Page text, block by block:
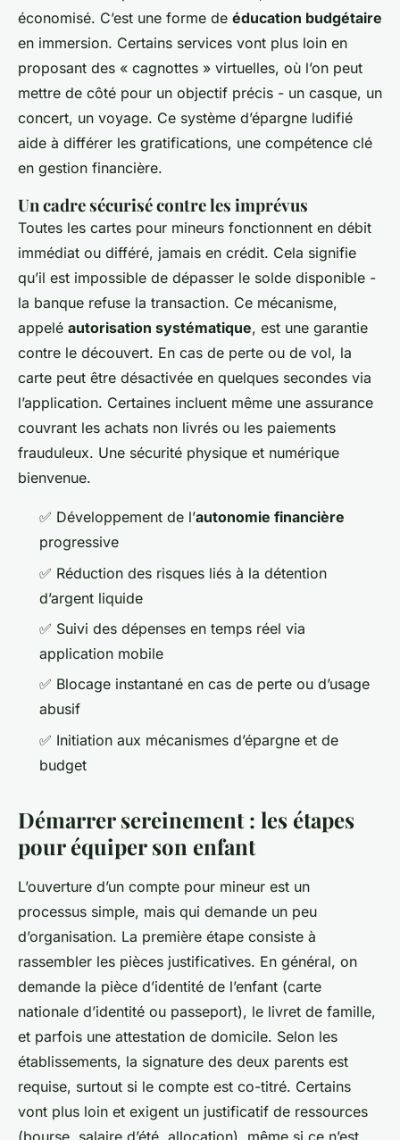
économisé. C’est une forme de éducation budgétaire
en immersion. Certains services vont plus loin en
proposant des « cagnottes » virtuelles, où l’on peut
mettre de côté pour un objectif précis - un casque, un
concert, un voyage. Ce système d’épargne ludifié
aide à différer les gratifications, une compétence clé
en gestion financière.
Un cadre sécurisé contre les imprévus
Toutes les cartes pour mineurs fonctionnent en débit
immédiat ou différé, jamais en crédit. Cela signifie
qu’il est impossible de dépasser le solde disponible -
la banque refuse la transaction. Ce mécanisme,
appelé autorisation systématique, est une garantie
contre le découvert. En cas de perte ou de vol, la
carte peut être désactivée en quelques secondes via
l’application. Certaines incluent même une assurance
couvrant les achats non livrés ou les paiements
frauduleux. Une sécurité physique et numérique
bienvenue.
✅ Développement de l’autonomie financière
progressive
✅ Réduction des risques liés à la détention
d’argent liquide
✅ Suivi des dépenses en temps réel via
application mobile
✅ Blocage instantané en cas de perte ou d’usage
abusif
✅ Initiation aux mécanismes d’épargne et de
budget
Démarrer sereinement : les étapes
pour équiper son enfant
L’ouverture d’un compte pour mineur est un
processus simple, mais qui demande un peu
d’organisation. La première étape consiste à
rassembler les pièces justificatives. En général, on
demande la pièce d’identité de l’enfant (carte
nationale d’identité ou passeport), le livret de famille,
et parfois une attestation de domicile. Selon les
établissements, la signature des deux parents est
requise, surtout si le compte est co-titré. Certains
vont plus loin et exigent un justificatif de ressources
(bourse, salaire d’été, allocation), même si ce n’est